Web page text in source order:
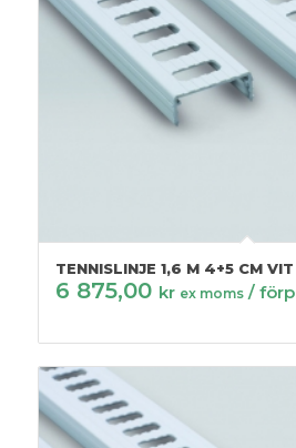
TENNISLINJE 1,6 M 4+5 CM VIT
6 875,00 kr ex moms / förp